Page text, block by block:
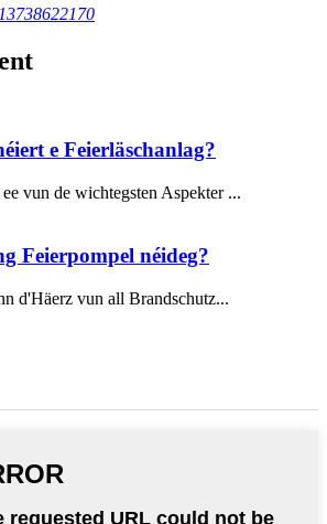
e Feierläschanlag?
vun de wichtegsten Aspekter ...
Feierpompel néideg?
d'Häerz vun all Brandschutz...